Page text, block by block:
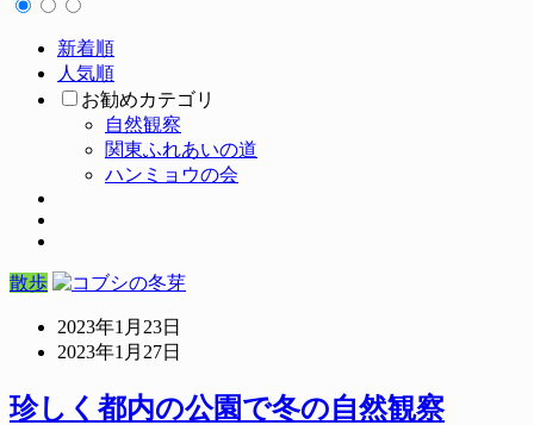
新着順
人気順
お勧めカテゴリ
自然観察
関東ふれあいの道
ハンミョウの会
散歩
2023年1月23日
2023年1月27日
珍しく都内の公園で冬の自然観察